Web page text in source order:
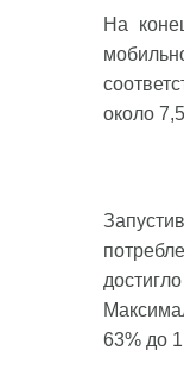
На
около
63% до